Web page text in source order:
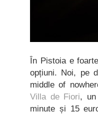
În Pistoia e
opțiuni. Noi, pe
middle of
Villa de Fiori,
minute și 15